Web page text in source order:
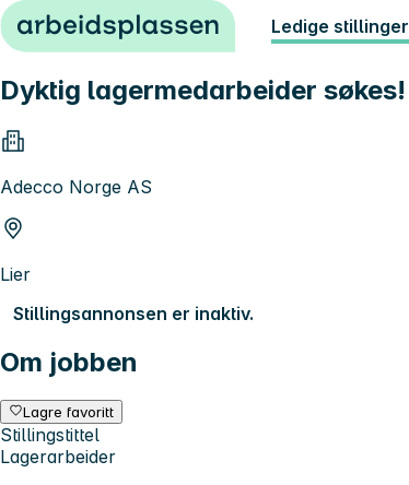
Hopp til innhold Ledige stillinger
Dyktig lagermedarbeider søkes!
Adecco Norge AS
Lier
Stillingsannonsen er inaktiv.
Om jobben
Lagre favoritt
Stillingstittel
Lagerarbeider